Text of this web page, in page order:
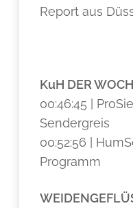
Report aus
KuH DER
00:46:45 |
Sendergreis
00:52:56 |
Programm